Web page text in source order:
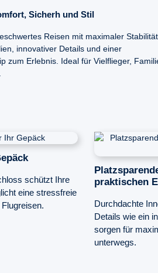
Sicherh und Stil
Reisen mit maximaler
innovativer Details und einer
zum Erlebnis. Ideal für Vielflieger,
schützt Ihre
eine stressfreie
praktischen
Durchdachte
Details wie ein
sorgen für
unterwegs.